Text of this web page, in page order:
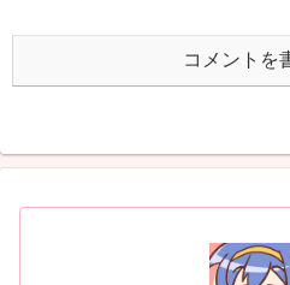
コメントを